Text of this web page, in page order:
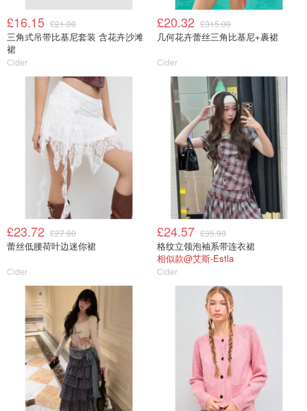
£16.15 £21.00
三角式吊带比基尼套装 含花卉沙滩
裙
Cider
£20.32 £315.00
几何花卉蕾丝三角比基尼+裹裙
Cider
£23.72 £27.90
蕾丝低腰荷叶边迷你裙
Cider
£24.57 £35.90
格纹立领泡袖系带连衣裙
相似款@艾斯-Estla
Cider